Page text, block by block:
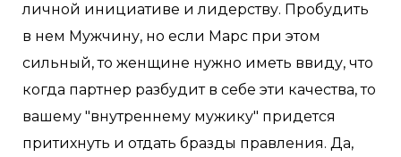
личной инициативе и лидерству. Пробудить
в нем Мужчину, но если Марс при этом
сильный, то женщине нужно иметь ввиду, что
когда партнер разбудит в себе эти качества, то
вашему "внутреннему мужику" придется
притихнуть и отдать бразды правления. Да,